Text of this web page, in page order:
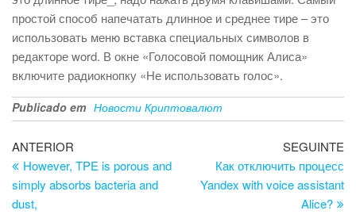
простой способ напечатать длинное и среднее тире – это
использовать меню вставка специальных символов в
редакторе word. В окне «Голосовой помощник Алиса»
включите радиокнопку «Не использовать голос».
Publicado em Новости Криптовалют
Navegação
de
artigos
Artigo
anterior
ANTERIOR
However, TPE is porous and
simply absorbs bacteria and
dust,
SEGUINTE
Как отключить процесс
Yandex with voice assistant
Alice?